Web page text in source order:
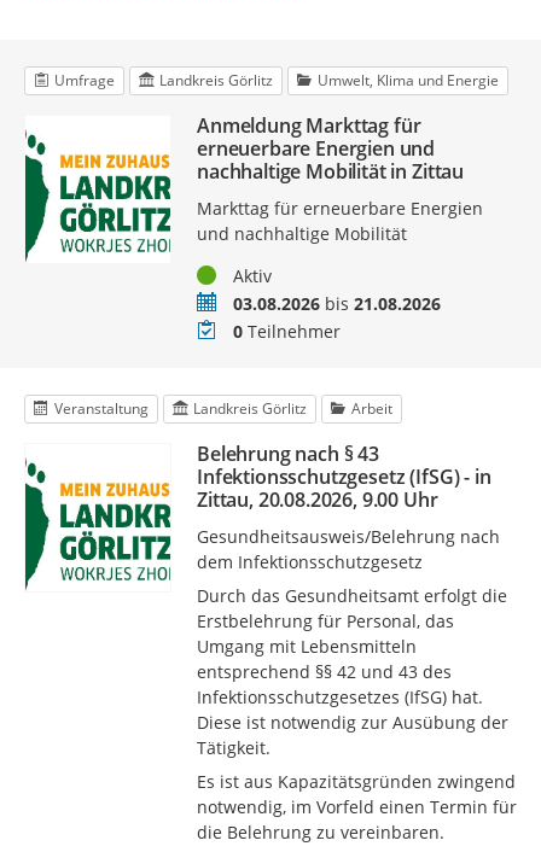
Umfrage Landkreis Görlitz Umwelt, Klima und Energie
Anmeldung Markttag für
erneuerbare Energien und
nachhaltige Mobilität in Zittau
Markttag für erneuerbare Energien
und nachhaltige Mobilität
StatusAktiv
Zeitraum03.08.2026bis 21.08.2026
Teilnehmer
0Teilnehmer
Veranstaltung Landkreis Görlitz Arbeit
Belehrung nach § 43
Infektionsschutzgesetz (IfSG) - in
Zittau, 20.08.2026, 9.00 Uhr
Gesundheitsausweis/Belehrung nach
dem Infektionsschutzgesetz
Durch das Gesundheitsamt erfolgt die
Erstbelehrung für Personal, das
Umgang mit Lebensmitteln
entsprechend §§ 42 und 43 des
Infektionsschutzgesetzes (IfSG) hat.
Diese ist notwendig zur Ausübung der
Tätigkeit.
Es ist aus Kapazitätsgründen zwingend
notwendig, im Vorfeld einen Termin für
die Belehrung zu vereinbaren.